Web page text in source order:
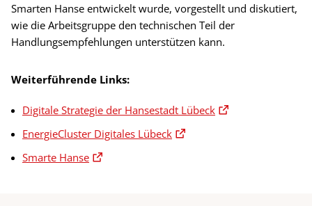
Smarten Hanse entwickelt wurde, vorgestellt und diskutiert,
wie die Arbeitsgruppe den technischen Teil der
Handlungsempfehlungen unterstützen kann.
Weiterführende Links:
Digitale Strategie der Hansestadt Lübeck
EnergieCluster Digitales Lübeck
Smarte Hanse